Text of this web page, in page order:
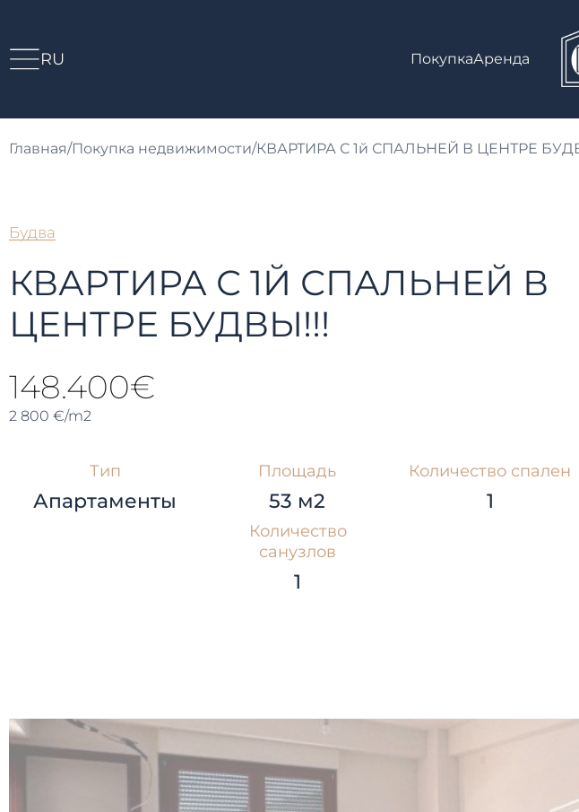
RU ПокупкаАренда
Главная/Покупка недвижимости/КВАРТИРА С 1й СПАЛЬНЕЙ В ЦЕНТРЕ
Будва
КВАРТИРА С 1Й СПАЛЬНЕЙ В
ЦЕНТРЕ БУДВЫ!!!
148.400€
2 800 €/m2
Тип
Апартаменты
Площадь
53 м2
Количество спален
1
Количество
санузлов
1